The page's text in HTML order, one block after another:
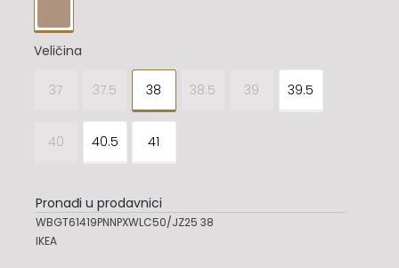
Veličina
37 37.5 38 38.5 39 39.5
40 40.5 41
Pronađi u prodavnici
WBGT61419PNNPXWLC50/JZ25 38
IKEA